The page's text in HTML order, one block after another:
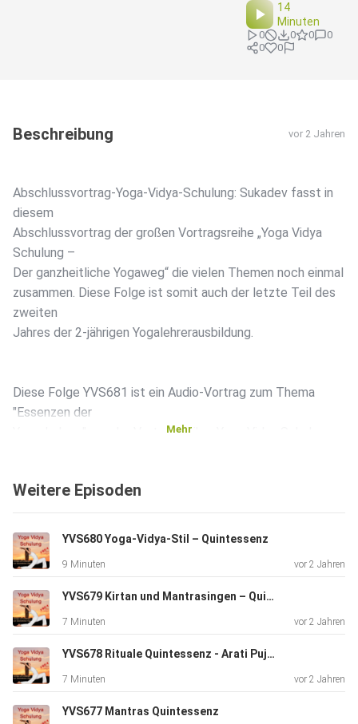
14
Minuten
0 0 0
0
0
0
Beschreibung vor 2 Jahren
Abschlussvortrag-Yoga-Vidya-Schulung: Sukadev fasst in
diesem
Abschlussvortrag der großen Vortragsreihe „Yoga Vidya
Schulung –
Der ganzheitliche Yogaweg“ die vielen Themen noch einmal
zusammen. Diese Folge ist somit auch der letzte Teil des
zweiten
Jahres der 2-jährigen Yogalehrerausbildung.
Diese Folge YVS681 ist ein Audio-Vortrag zum Thema
"Essenzen der
Yoga-Lehren" aus der Vortragsreihe „Yoga Vidya Schulung –
Jahres der
In diesen Vorträgen bekommst du gute
Zusammenfassungen rund um
Yoga, Meditation und spirituelles Leben.
Mehr
Weitere Episoden
YVS680 Yoga-Vidya-Stil – Quintessenz
9 Minuten vor 2 Jahren
YVS679 Kirtan und Mantrasingen – Quintessenz
7 Minuten vor 2 Jahren
YVS678 Rituale Quintessenz - Arati Puja Homa
7 Minuten vor 2 Jahren
YVS677 Mantras Quintessenz